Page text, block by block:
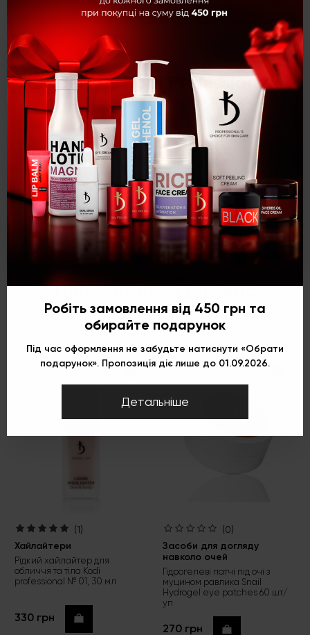
×
Вітаємо в Kodi Professional!
Оберіть мову для комфортних
покупок:
Укр Рус Eng
Металізована наклейка №42
28 грн
Металізована наклейка №33
Характеристики
Наклейки для нігтів (стікери) Nail Art Stickers EP 136
Kолекція Nail Art (EP)
Категорія Все для дизайну
Персонально для вас
(1)
Хайлайтери
Рідкий хайлайтер для
обличчя та тіла Kodi
professional № 01, 30 мл
330 грн Купити
(0)
Засоби для догляду
навколо очей
Гідрогелеві патчі під очі з
муцином равлика Snail
Hydrogel eye patches 60 шт/
уп
270 грн Купити
Робіть замовлення від 450 грн та
обирайте подарунок
Під час оформлення не забудьте натиснути «Обрати
подарунок». Пропозиція діє лише до 01.09.2026.
Детальніше